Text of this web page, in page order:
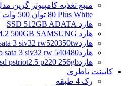
80 Plus White توان 500 وات
هارد SSD 512GB ADATA
هارد SSD M.2 500GB SAMSUNG
هاردkingmax ssd 128gb sata 3 siv32 rw520350tw
هاردkingmax ssd 512gb sata 3 siv32 rw 540480 فصtw
هاردssd pstriot2.5 p220 256gb
کابینت باطری
رک 4 طبقه